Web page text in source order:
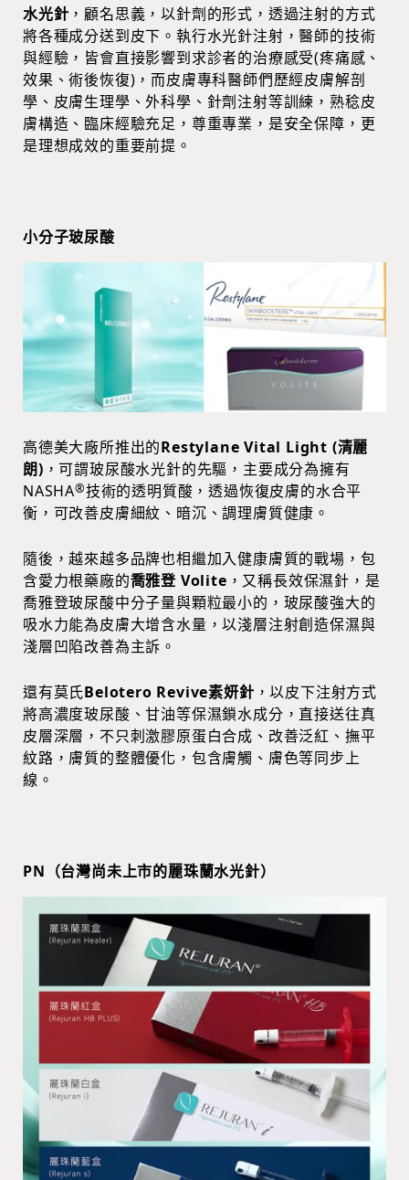
水光針 ，顧名思義，以針劑的形式，透過注射的方式
將各種成分送到皮下。執行水光針注射，醫師的技術
與經驗，皆會直接影響到求診者的治療感受(疼痛感、
效果、術後恢復)，而皮膚專科醫師們歷經皮膚解剖
學、皮膚生理學、外科學、針劑注射等訓練，熟稔皮
膚構造、臨床經驗充足，尊重專業，是安全保障，更
是理想成效的重要前提。
小分子玻尿酸
高德美大廠所推出的Restylane Vital Light (清麗
朗) ，可謂玻尿酸水光針的先驅，主要成分為擁有
NASHA®技術的透明質酸，透過恢復皮膚的水合平
衡，可改善皮膚細紋、暗沉、調理膚質健康。
隨後，越來越多品牌也相繼加入健康膚質的戰場，包
含愛力根藥廠的喬雅登 Volite ，又稱長效保濕針，是
喬雅登玻尿酸中分子量與顆粒最小的，玻尿酸強大的
吸水力能為皮膚大增含水量，以淺層注射創造保濕與
淺層凹陷改善為主訴。
還有莫氏Belotero Revive素妍針 ，以皮下注射方式
將高濃度玻尿酸、甘油等保濕鎖水成分，直接送往真
皮層深層，不只刺激膠原蛋白合成、改善泛紅、撫平
紋路，膚質的整體優化，包含膚觸、膚色等同步上
線。
PN（台灣尚未上市的麗珠蘭水光針）